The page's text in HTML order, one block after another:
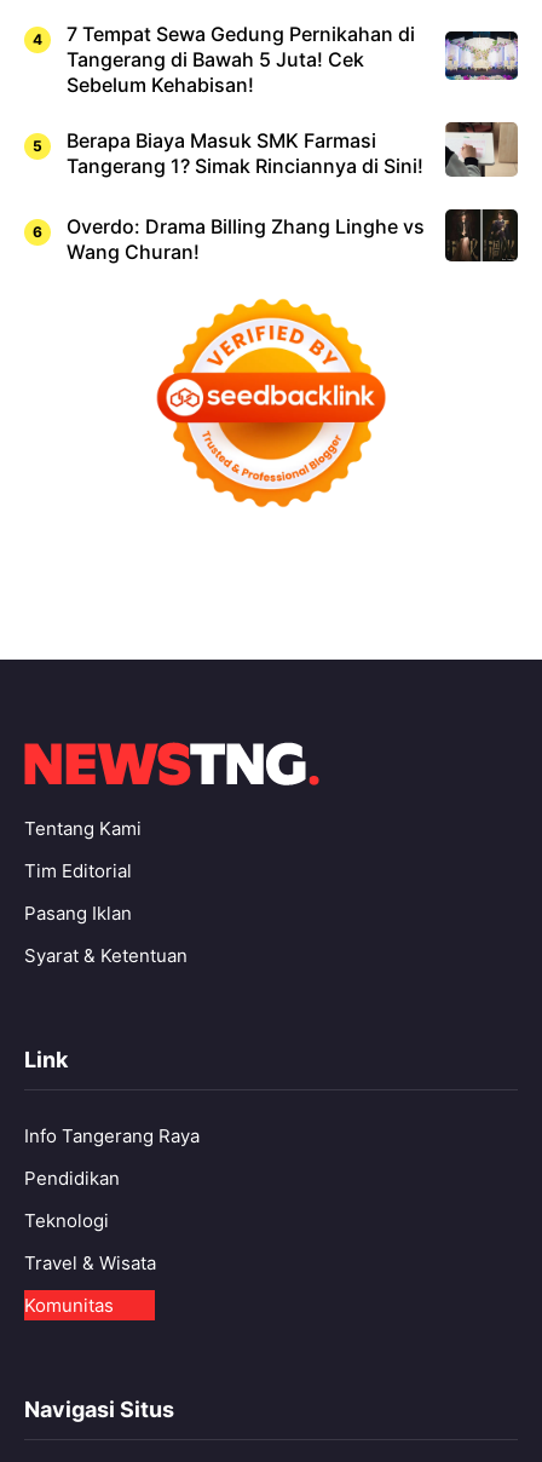
7 Tempat Sewa Gedung Pernikahan di
Tangerang di Bawah 5 Juta! Cek
Sebelum Kehabisan!
Berapa Biaya Masuk SMK Farmasi
Tangerang 1? Simak Rinciannya di Sini!
Overdo: Drama Billing Zhang Linghe vs
Wang Churan!
Tentang Kami
Tim Editorial
Pasang Iklan
Syarat & Ketentuan
Link
Info Tangerang Raya
Pendidikan
Teknologi
Travel & Wisata
Komunitas
Navigasi Situs